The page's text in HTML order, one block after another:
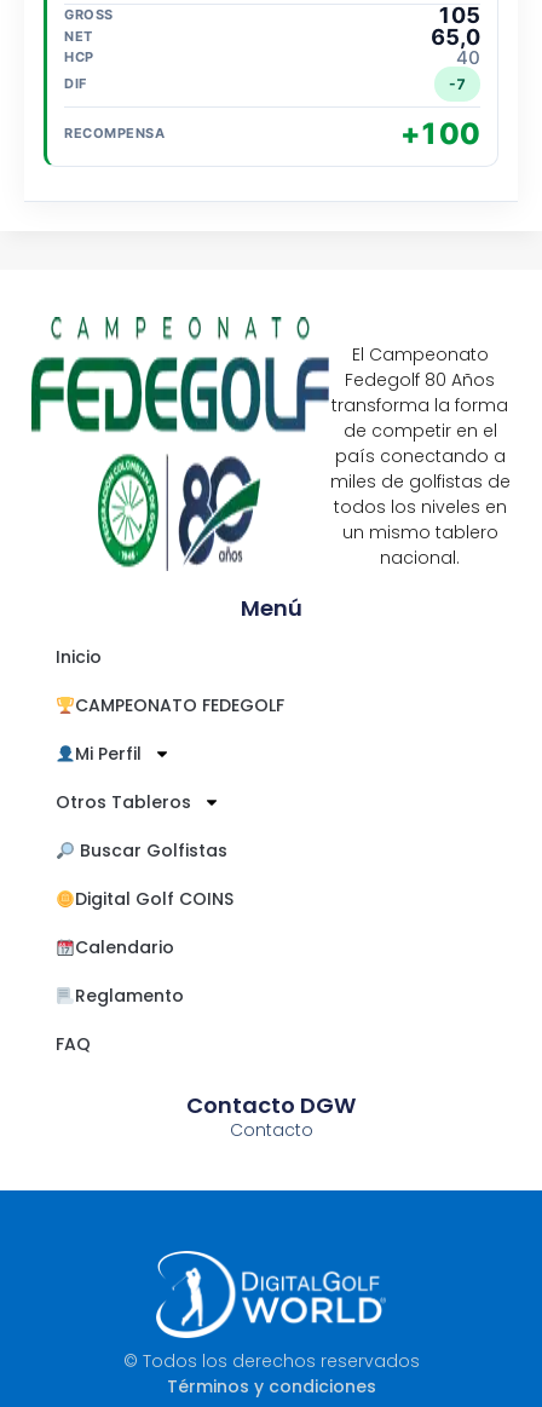
105
65,0
40
-7
+100
El Campeonato
Fedegolf 80 Años
transforma la forma
de competir en el
país conectando a
miles de golfistas de
todos los niveles en
un mismo tablero
nacional.
Menú
Inicio
CAMPEONATO FEDEGOLF
Mi Perfil
Otros Tableros
​ Buscar Golfistas
Digital Golf COINS
Calendario
Reglamento
FAQ
Contacto DGW
Contacto
© Todos los derechos reservados
Términos y condiciones